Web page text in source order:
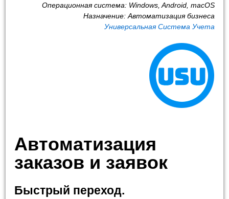
Операционная система: Windows, Android, macOS
Назначение: Автоматизация бизнеса
Универсальная Система Учета
Автоматизация
заказов и заявок
Быстрый переход.